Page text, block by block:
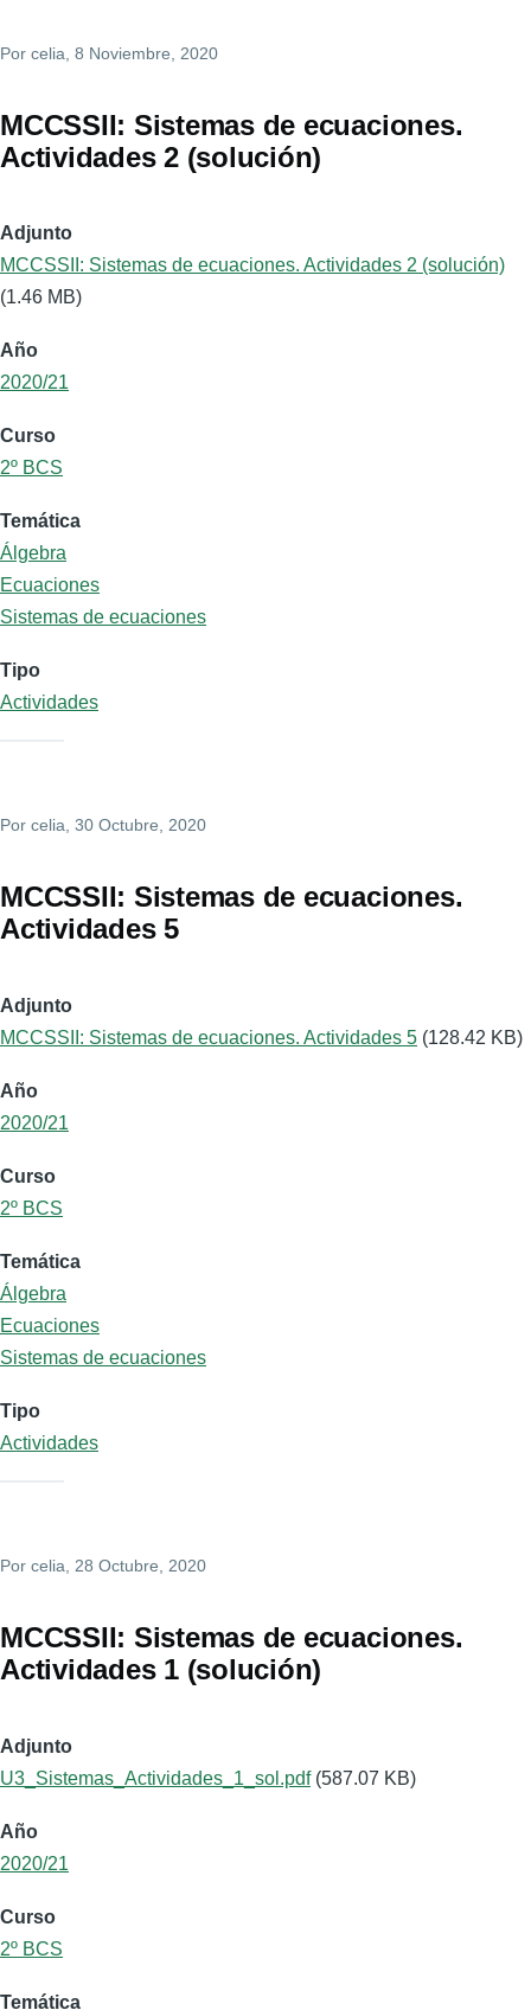
Por celia , 8 Noviembre, 2020
MCCSSII: Sistemas de ecuaciones.
Actividades 2 (solución)
Adjunto
MCCSSII: Sistemas de ecuaciones. Actividades 2 (solución)
(1.46 MB)
Año
2020/21
Curso
2º BCS
Temática
Álgebra
Ecuaciones
Sistemas de ecuaciones
Tipo
Actividades
Por celia, 30 Octubre, 2020
MCCSSII: Sistemas de ecuaciones.
Actividades 5
Adjunto
MCCSSII: Sistemas de ecuaciones. Actividades 5 (128.42 KB)
Año
2020/21
Curso
2º BCS
Temática
Álgebra
Ecuaciones
Sistemas de ecuaciones
Tipo
Actividades
Por celia, 28 Octubre, 2020
MCCSSII: Sistemas de ecuaciones.
Actividades 1 (solución)
Adjunto
U3_Sistemas_Actividades_1_sol.pdf (587.07 KB)
Año
2020/21
Curso
2º BCS
Temática